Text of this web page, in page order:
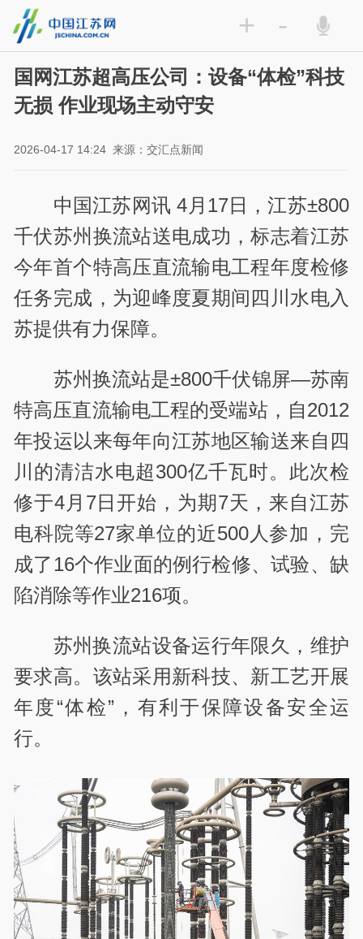
+ -
国网江苏超高压公司：设备“体检”科技
无损 作业现场主动守安
2026-04-17 14:24 来源：交汇点新闻
中国江苏网讯 4月17日，江苏±800
千伏苏州换流站送电成功，标志着江苏
今年首个特高压直流输电工程年度检修
任务完成，为迎峰度夏期间四川水电入
苏提供有力保障。
苏州换流站是±800千伏锦屏—苏南
特高压直流输电工程的受端站，自2012
年投运以来每年向江苏地区输送来自四
川的清洁水电超300亿千瓦时。此次检
修于4月7日开始，为期7天，来自江苏
电科院等27家单位的近500人参加，完
成了16个作业面的例行检修、试验、缺
陷消除等作业216项。
苏州换流站设备运行年限久，维护
要求高。该站采用新科技、新工艺开展
年度“体检”，有利于保障设备安全运
行。